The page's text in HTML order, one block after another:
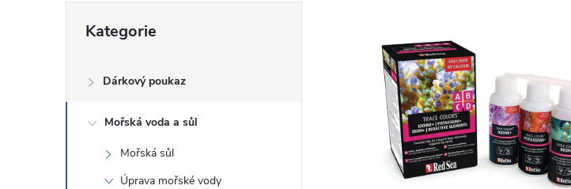
s
kategorie
Kategorie
Dárkový poukaz
Mořská voda a sůl
Mořská sůl
Úprava mořské vody